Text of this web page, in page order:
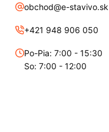
obchod@e-stavivo.sk
+421 948 906 050
Po-Pia: 7:00 - 15:30
So: 7:00 - 12:00